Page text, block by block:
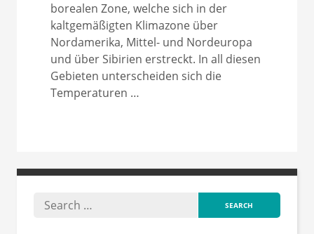
borealen Zone, welche sich in der
kaltgemäßigten Klimazone über
Nordamerika, Mittel- und Nordeuropa
und über Sibirien erstreckt. In all diesen
Gebieten unterscheiden sich die
Temperaturen …